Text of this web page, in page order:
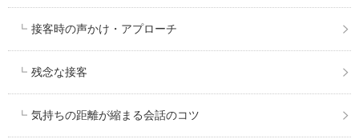
接客時の声かけ・アプローチ
残念な接客
気持ちの距離が縮まる会話のコツ